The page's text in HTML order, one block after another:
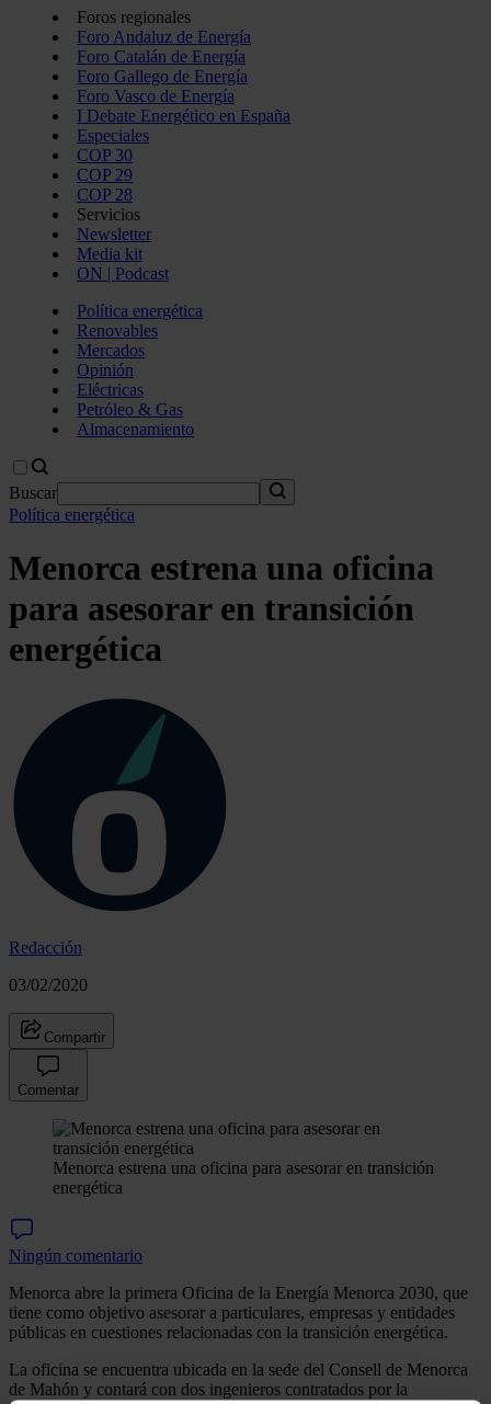
Foros regionales
Foro Andaluz de Energía
Foro Catalán de Energía
Foro Gallego de Energía
Foro Vasco de Energía
I Debate Energético en España
Especiales
COP 30
COP 29
COP 28
Servicios
Newsletter
Media kit
ON | Podcast
Política energética
Renovables
Mercados
Opinión
Eléctricas
Petróleo & Gas
Almacenamiento
Buscar
Política energética
Menorca estrena una oficina
para asesorar en transición
energética
Redacción
03/02/2020
Compartir
Comentar
Menorca estrena una oficina para asesorar en transición
energética
Ningún comentario
Menorca abre la primera Oficina de la Energía Menorca 2030, que
tiene como objetivo asesorar a particulares, empresas y entidades
públicas en cuestiones relacionadas con la transición energética.
La oficina se encuentra ubicada en la sede del Consell de Menorca
de Mahón y contará con dos ingenieros contratados por la